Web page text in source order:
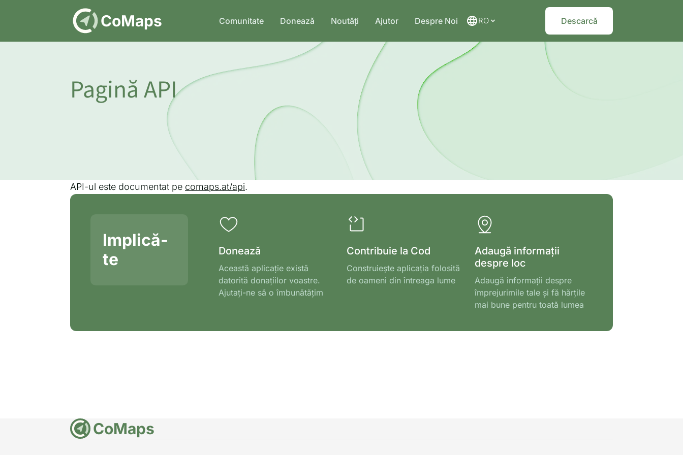
DE CoMaps Comunitate Donează Noutăți Ajutor Despre Noi RO Descarcă
Pagină API
API-ul este documentat pe comaps.at/api.
Implică-
te
Donează
Această aplicație există
datorită donațiilor voastre.
Ajutați-ne să o îmbunătățim
Contribuie la Cod
Construiește aplicația folosită
de oameni din întreaga lume
Adaugă informații
despre loc
Adaugă informații despre
împrejurimile tale și fă hărțile
mai bune pentru toată lumea
DE CoMaps